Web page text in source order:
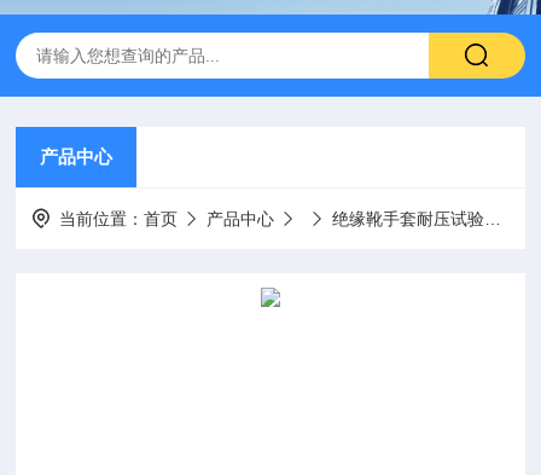
产品中心
当前位置：首页 产品中心 绝缘靴手套耐压试验装置